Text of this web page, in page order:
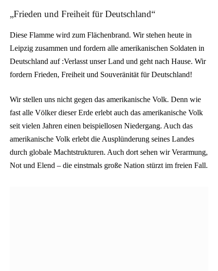
„Frieden und Freiheit für Deutschland“
Diese Flamme wird zum Flächenbrand. Wir stehen heute in
Leipzig zusammen und fordern alle amerikanischen Soldaten in
Deutschland auf :Verlasst unser Land und geht nach Hause. Wir
fordern Frieden, Freiheit und Souveränität für Deutschland!
Wir stellen uns nicht gegen das amerikanische Volk. Denn wie
fast alle Völker dieser Erde erlebt auch das amerikanische Volk
seit vielen Jahren einen beispiellosen Niedergang. Auch das
amerikanische Volk erlebt die Ausplünderung seines Landes
durch globale Machtstrukturen. Auch dort sehen wir Verarmung,
Not und Elend – die einstmals große Nation stürzt im freien Fall.